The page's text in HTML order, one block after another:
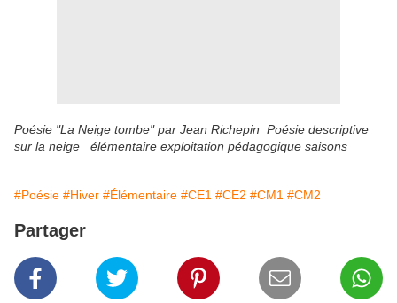
Poésie "La Neige tombe" par Jean Richepin Poésie descriptive
sur la neige élémentaire exploitation pédagogique saisons
#Poésie #Hiver #Élémentaire #CE1 #CE2 #CM1 #CM2
Partager